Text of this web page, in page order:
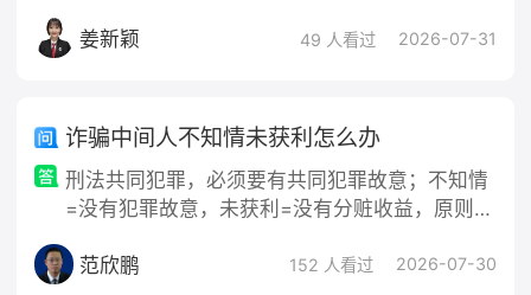
理，需要向人民法院提起民事诉讼；如果单位依
姜新颖 49 人看过 2026-07-31
诈骗中间人不知情未获利怎么办
刑法共同犯罪，必须要有共同犯罪故意；不知情
=没有犯罪故意，未获利=没有分赃收益，原则不
上认定不知情，司法机关会结合客观行为综合判
范欣鹏 152 人看过 2026-07-30